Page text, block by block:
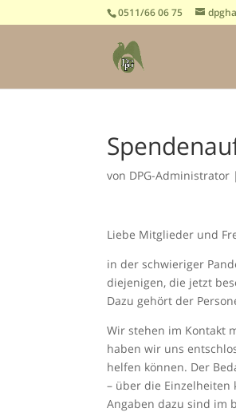
0511/66 06 75
von DPG-Administrator |
Liebe Mitglieder und
in der schwieriger
diejenigen, die jetzt
Dazu gehört der
Wir stehen im Kontakt
haben wir uns
helfen können. Der
– über die Einzelheiten
Angaben dazu sind